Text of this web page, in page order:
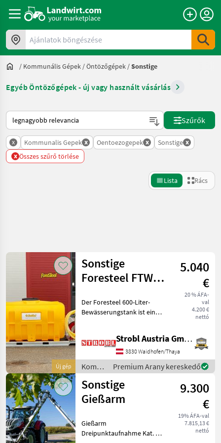
Ajánlatok böngészése
/ Kommunális Gépek /Öntözőgépek /Sonstige
Egyéb Öntözőgépek - új vagy használt vásárlás
Így van sorba rendezve a Landwirt.com-on
Szűrők
x Kommunalis Gepek x Oentoezogepek x Sonstige x
x Összes szűrő törlése
Lista Rács
Kategória 4 Ország
AKTUÁLIS
ÚTVONAL
Kommunális
gépek/eszközök
Kommunalis
Gepek
Oentoezogepek
Sonstige
KATEGÓRIA
KIVÁLASZTÁSA
Sonstige
Visszaállítás
megjelenítése
Új gép
Sonstige
Foresteel FTW-
Bewässerungssystem
5.040
€
20 % ÁFA-
val
4.200 €
nettó
Der Foresteel 600-Liter-
Bewässerungstank ist eine
Wassertransport und
Brandbekämpfung. Mit
Schlauchtrommel und
Pumpsystem au
Strobl Austria GmbH
3830 Waidhofen/Thaya
Kommunális
gépek /
Sonstige
Premium Arany kereskedő
Sonstige
Gießarm
9.300
€
19% ÁFA-val
7.815,13 €
nettó
Gießarm
Dreipunktaufnahme Kat. 2 /